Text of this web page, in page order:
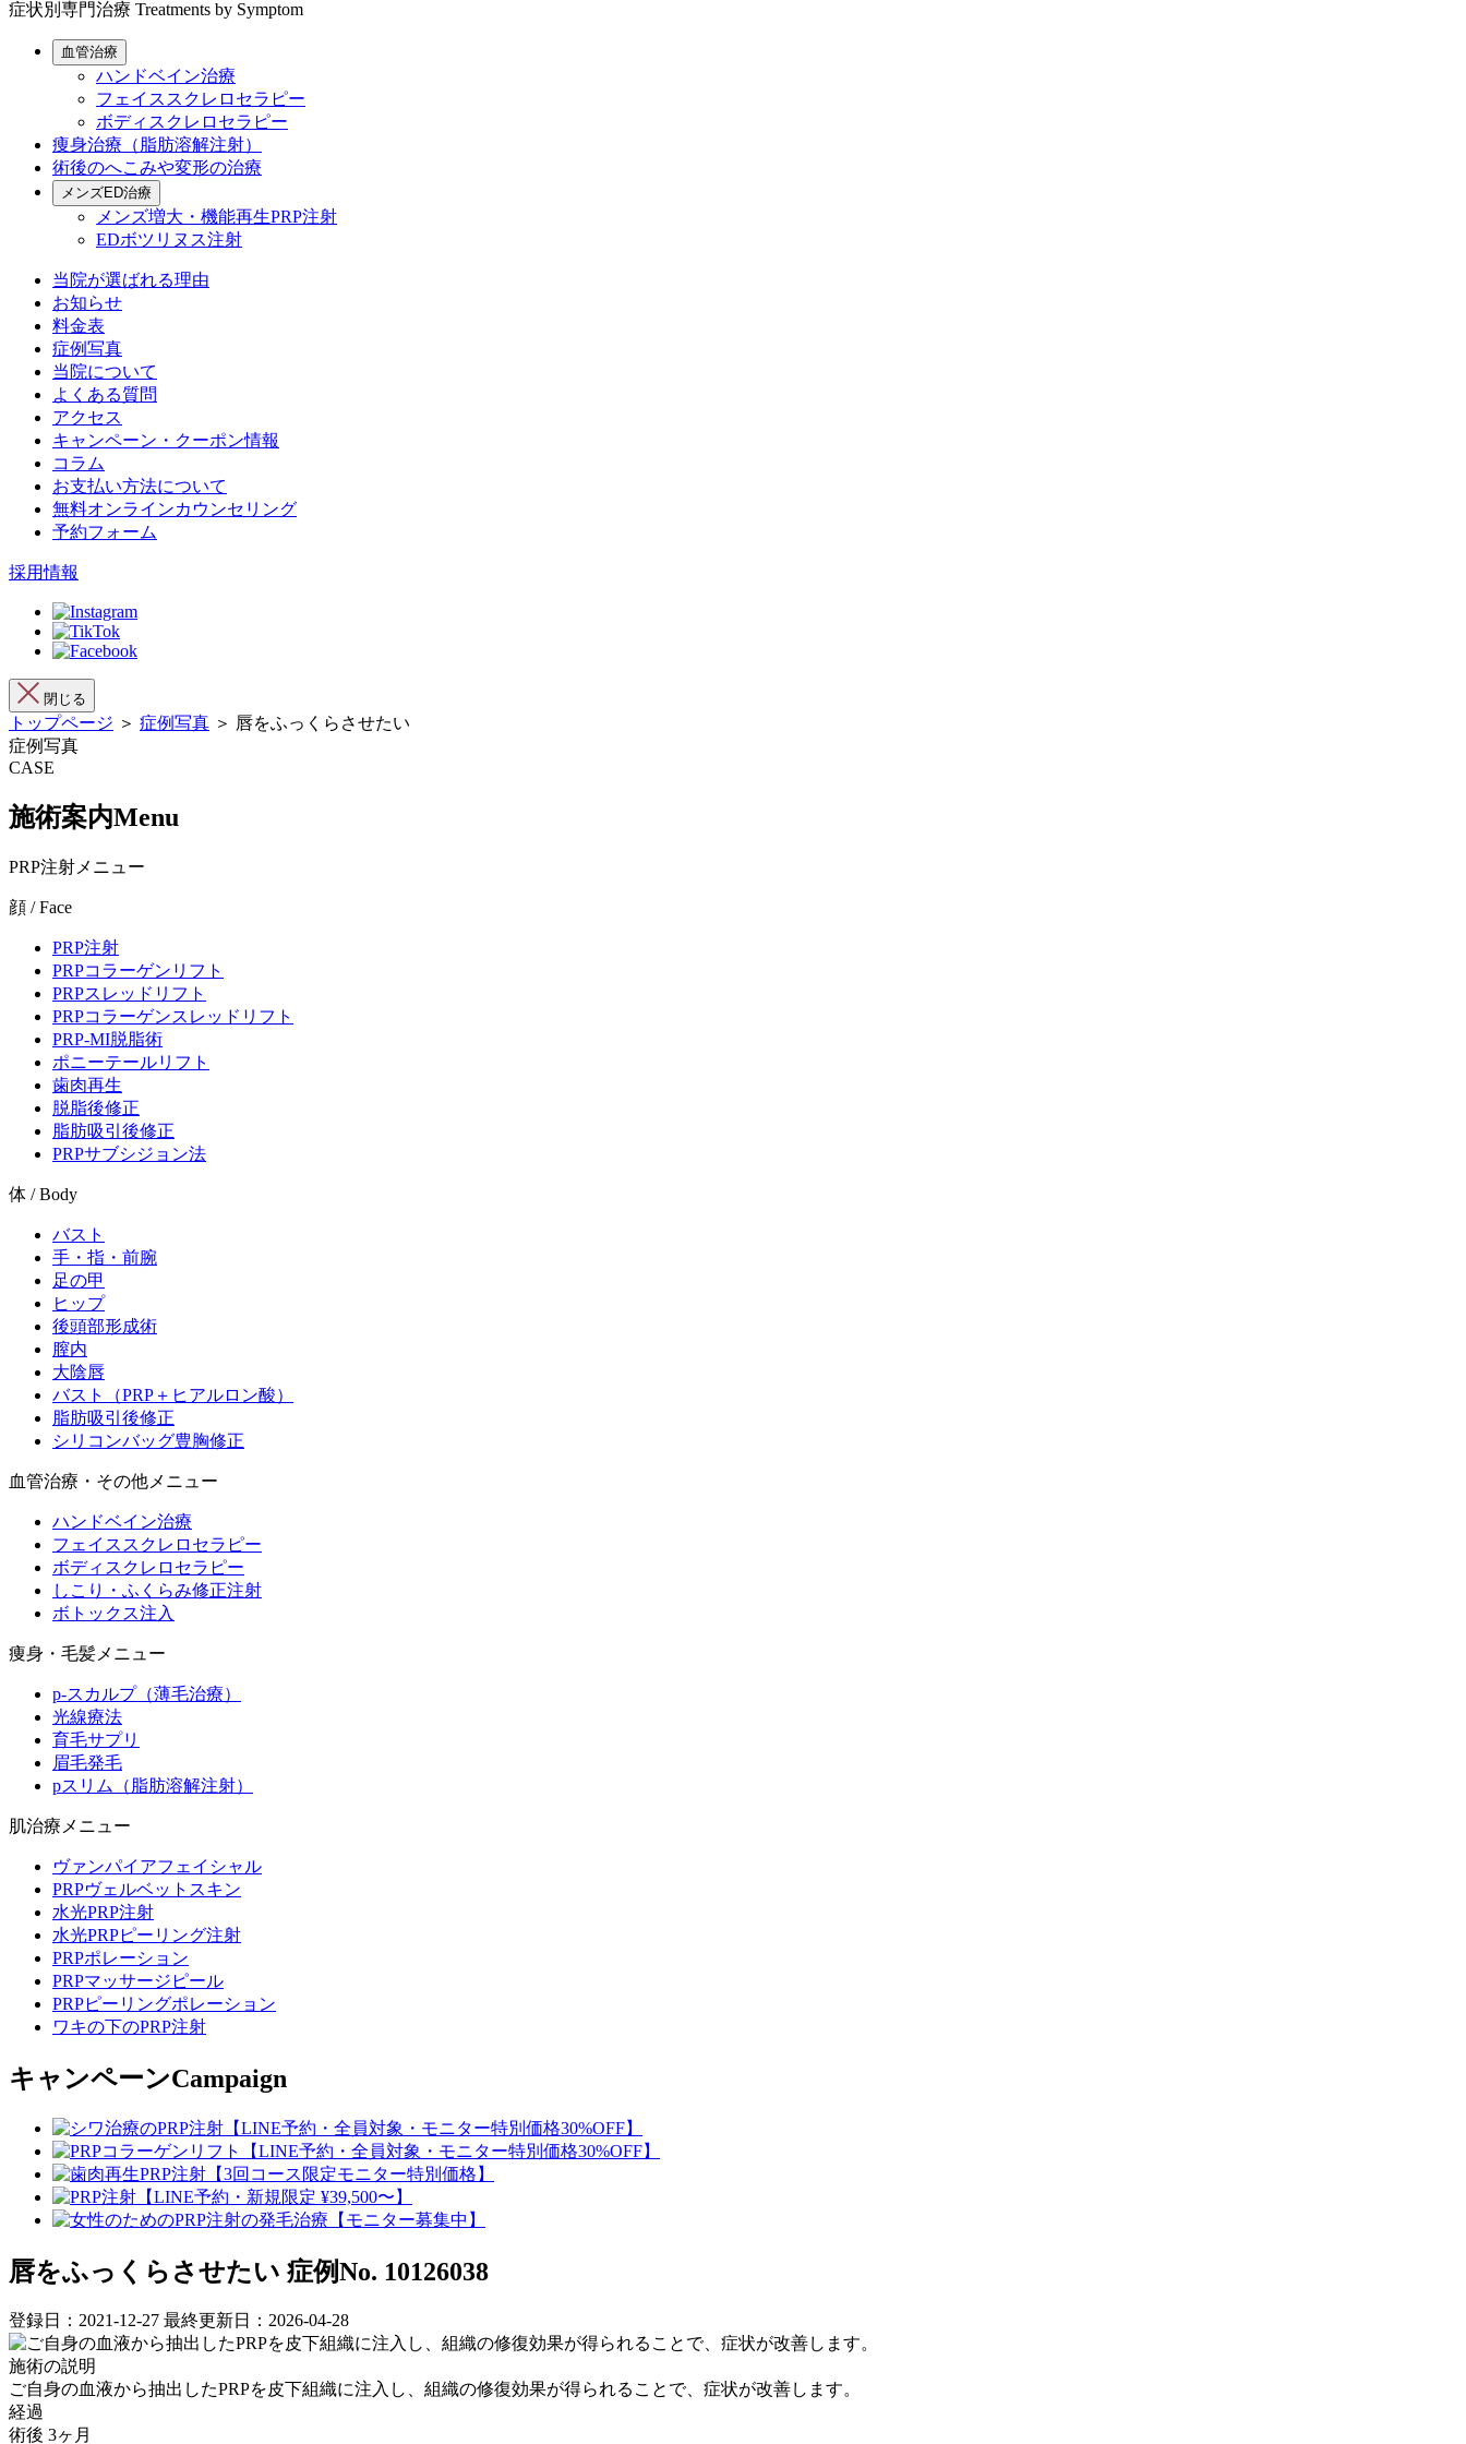
症状別専門治療 Treatments by Symptom
血管治療
ハンドベイン治療
フェイススクレロセラピー
ボディスクレロセラピー
痩身治療（脂肪溶解注射）
術後のへこみや変形の治療
メンズED治療
メンズ増大・機能再生PRP注射
EDボツリヌス注射
当院が選ばれる理由
お知らせ
料金表
症例写真
当院について
よくある質問
アクセス
キャンペーン・クーポン情報
コラム
お支払い方法について
無料オンラインカウンセリング
予約フォーム
採用情報
閉じる
トップページ ＞ 症例写真 ＞ 唇をふっくらさせたい
症例写真
CASE
施術案内Menu
PRP注射メニュー
顔 / Face
PRP注射
PRPコラーゲンリフト
PRPスレッドリフト
PRPコラーゲンスレッドリフト
PRP-MI脱脂術
ポニーテールリフト
歯肉再生
脱脂後修正
脂肪吸引後修正
PRPサブシジョン法
体 / Body
バスト
手・指・前腕
足の甲
ヒップ
後頭部形成術
膣内
大陰唇
バスト（PRP＋ヒアルロン酸）
脂肪吸引後修正
シリコンバッグ豊胸修正
血管治療・その他メニュー
ハンドベイン治療
フェイススクレロセラピー
ボディスクレロセラピー
しこり・ふくらみ修正注射
ボトックス注入
痩身・毛髪メニュー
p-スカルプ（薄毛治療）
光線療法
育毛サプリ
眉毛発毛
pスリム（脂肪溶解注射）
肌治療メニュー
ヴァンパイアフェイシャル
PRPヴェルベットスキン
水光PRP注射
水光PRPピーリング注射
PRPポレーション
PRPマッサージピール
PRPピーリングポレーション
ワキの下のPRP注射
キャンペーンCampaign
唇をふっくらさせたい 症例No. 10126038
登録日：2021-12-27 最終更新日：2026-04-28
施術の説明
ご自身の血液から抽出したPRPを皮下組織に注入し、組織の修復効果が得られることで、症状が改善します。
経過
術後 3ヶ月